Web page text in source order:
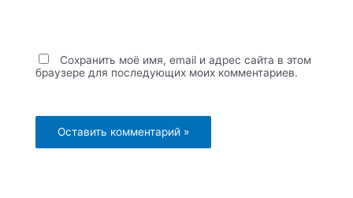
Сохранить моё имя, email и адрес сайта в этом
браузере для последующих моих комментариев.